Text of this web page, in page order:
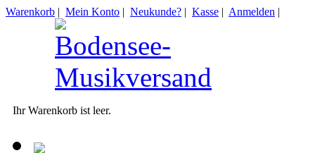
Warenkorb | Mein Konto | Neukunde? | Kasse | Anmelden |
Ihr Warenkorb ist leer.